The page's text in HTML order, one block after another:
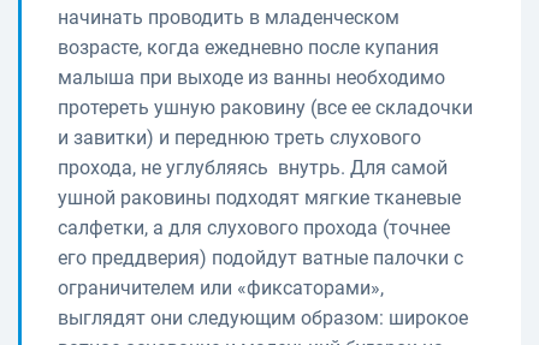
начинать проводить в младенческом
возрасте, когда ежедневно после купания
малыша при выходе из ванны необходимо
протереть ушную раковину (все ее складочки
и завитки) и переднюю треть слухового
прохода, не углубляясь внутрь. Для самой
ушной раковины подходят мягкие тканевые
салфетки, а для слухового прохода (точнее
его преддверия) подойдут ватные палочки с
ограничителем или «фиксаторами»,
выглядят они следующим образом: широкое